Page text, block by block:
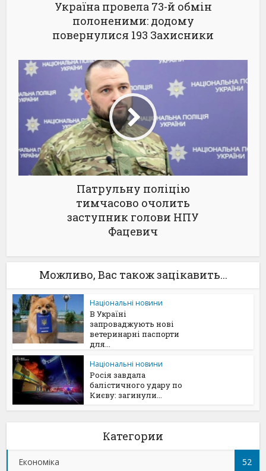
Україна провела 73-й обмін
полоненими: додому
повернулися 193 Захисники
Патрульну поліцію
тимчасово очолить
заступник голови НПУ
Фацевич
Можливо, Вас також зацікавить...
Національні новини
В Україні
запроваджують нові
ветеринарні паспорти
для...
Національні новини
Росія завдала
балістичного удару по
Києву: загинули...
Категории
Економіка 52